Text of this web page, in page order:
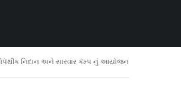
નિદાન અને સારવાર કૅમ્પ નું આયોજન